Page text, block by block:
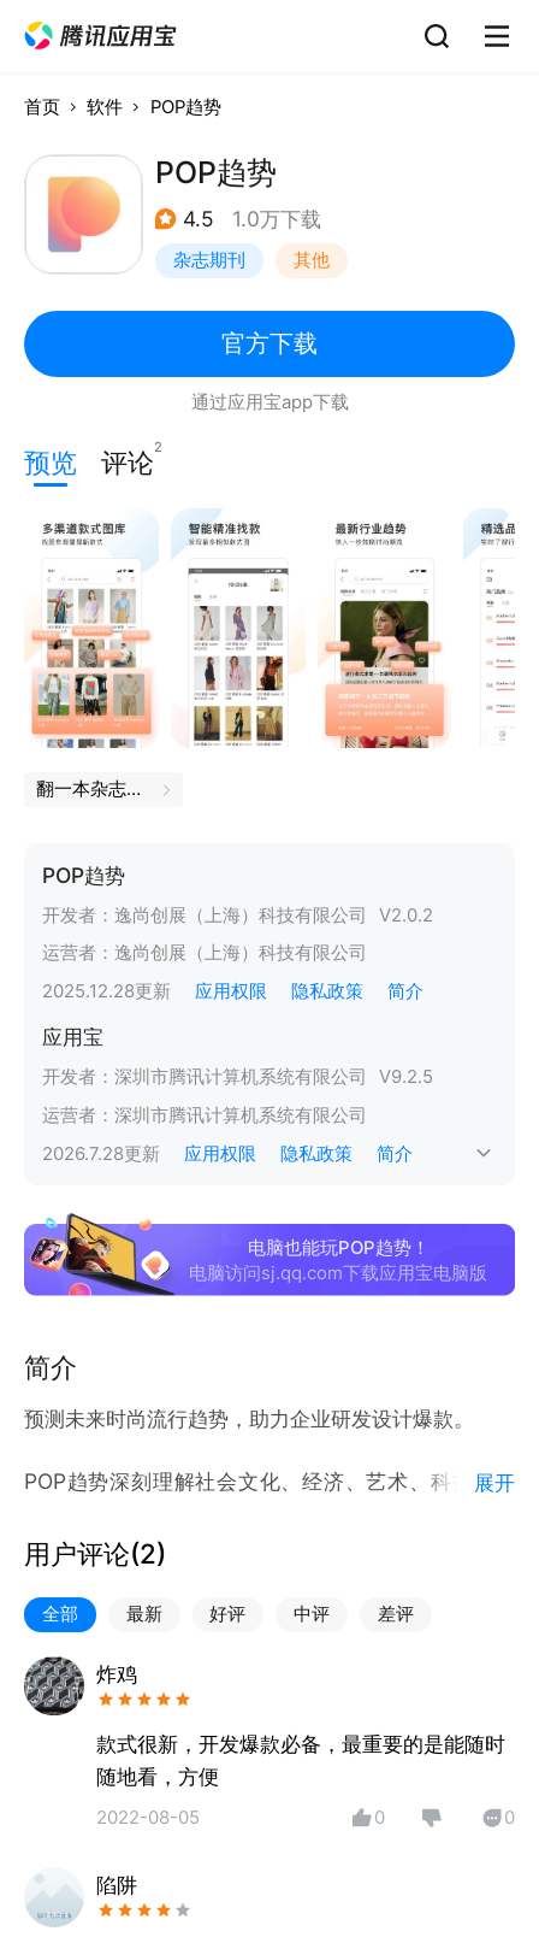
首页 软件 POP趋势
POP趋势
4.5 1.0万下载
杂志期刊 其他
官方下载
通过应用宝app下载
预览 评论2
翻一本杂志，读一点新知
POP趋势
开发者： 逸尚创展（上海）科技有限公司 V2.0.2
运营者： 逸尚创展（上海）科技有限公司
2025.12.28更新 应用权限 隐私政策 简介
应用宝
开发者： 深圳市腾讯计算机系统有限公司 V9.2.5
运营者： 深圳市腾讯计算机系统有限公司
2026.7.28更新 应用权限 隐私政策 简介
电脑也能玩POP趋势！
电脑访问sj.qq.com下载应用宝电脑版
简介
预测未来时尚流行趋势，助力企业研发设计爆款。
POP趋势深刻理解社会文化、经济、艺术、科技、美
把握时尚商业、社交等领域的创新，用色彩配色、图案
趋势、工艺潮流、文化元素等最新时尚资讯激发时尚设
计人员的设计灵感，帮助时尚行业专业工作人员提高工
作效率。目前POP趋势涉足了服装、鞋子、箱包、家
居/家纺、珠宝首饰5个行业。
【前瞻趋势】
立足全球视角，前瞻趋势推动产业升级，洞察多维度行
业走势及主题性趋势指导，提前市场8-12个月发布流
行趋势，同时给予企业直接落地应用指导。
【色彩趋势】
提供海量色彩流行趋势全方案内容。
【流行分析】
展开
用户评论(2)
全部 最新 好评 中评 差评
炸鸡
款式很新，开发爆款必备，最重要的是能随时
随地看，方便
2022-08-05 0 0
陷阱